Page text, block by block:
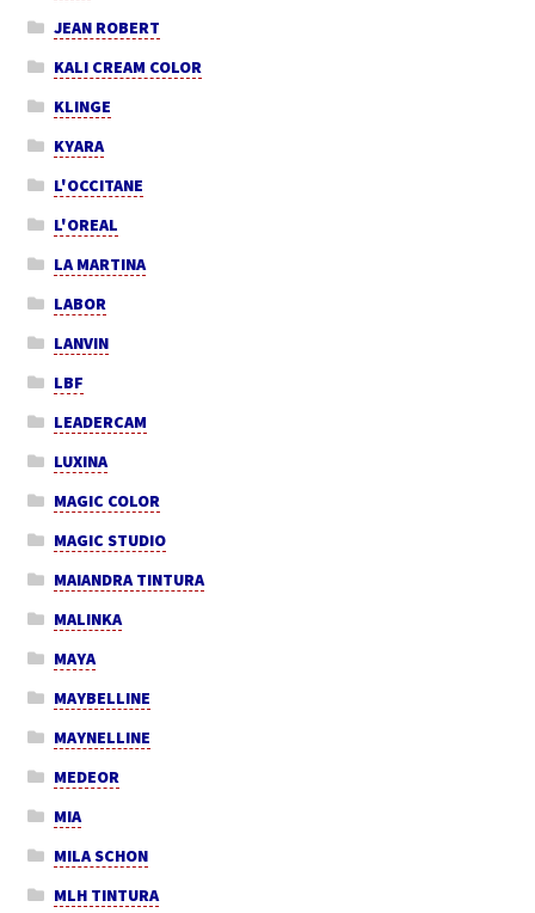
JEAN ROBERT
KALI CREAM COLOR
KLINGE
KYARA
L'OCCITANE
L'OREAL
LA MARTINA
LABOR
LANVIN
LBF
LEADERCAM
LUXINA
MAGIC COLOR
MAGIC STUDIO
MAIANDRA TINTURA
MALINKA
MAYA
MAYBELLINE
MAYNELLINE
MEDEOR
MIA
MILA SCHON
MLH TINTURA